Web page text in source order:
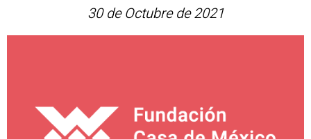
30 de Octubre de 2021